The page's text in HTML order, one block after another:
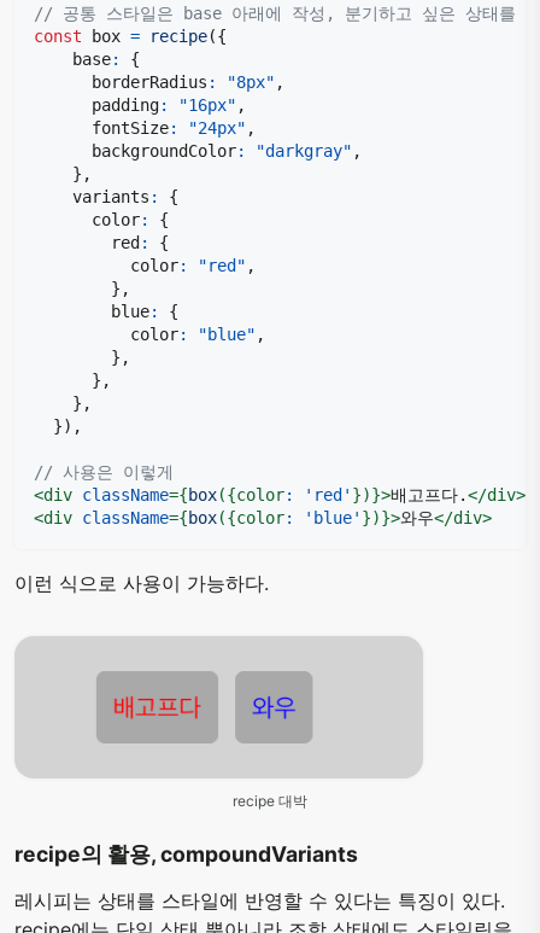
// 공통 스타일은 base 아래에 작성, 분기하고 싶은 상태를
const box = recipe({
    base
:
{
      borderRadius
: "8px" ,
      padding
: "16px" ,
      fontSize
: "24px" ,
      backgroundColor
: "darkgray" ,
} ,
    variants
:
{
      color
:
{
        red
:
{
          color
: "red" ,
} ,
        blue
:
{
          color
: "blue" ,
} ,
} ,
} ,
}) ,
// 사용은 이렇게
<div className={box({color: 'red' })}>배고프다.</div>
<div className={box({color: 'blue' })}>와우</div>
이런 식으로 사용이 가능하다.
recipe 대박
recipe의 활용, compoundVariants
레시피는 상태를 스타일에 반영할 수 있다는 특징이 있다.